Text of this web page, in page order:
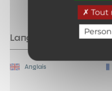
Tout
Langues parlées
Anglais